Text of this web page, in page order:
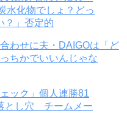
わせに夫・DAIGOは「ど
ちかでいいんじゃな